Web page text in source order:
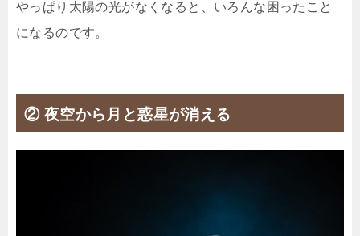
やっぱり太陽の光がなくなると、いろんな困ったこと
になるのです。
② 夜空から月と惑星が消える